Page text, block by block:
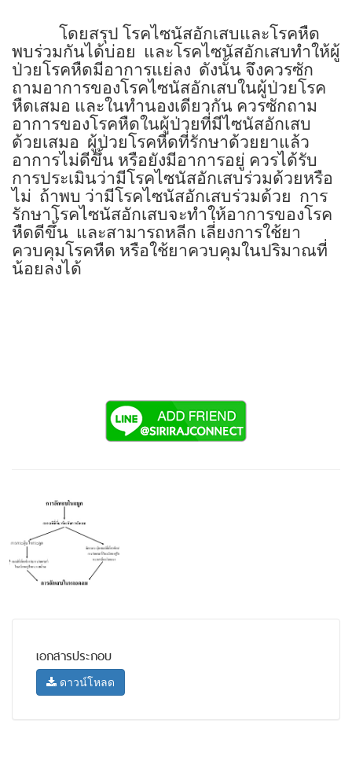
โดยสรุป โรคไซนัสอักเสบและโรคหืด
พบร่วมกันได้บ่อย และโรคไซนัสอักเสบทำให้ผู้
ป่วยโรคหืดมีอาการแย่ลง ดังนั้น จึงควรซัก
ถามอาการของโรคไซนัสอักเสบในผู้ป่วยโรค
หืดเสมอ และในทำนองเดียวกัน ควรซักถาม
อาการของโรคหืดในผู้ป่วยที่มีไซนัสอักเสบ
ด้วยเสมอ ผู้ป่วยโรคหืดที่รักษาด้วยยาแล้ว
อาการไม่ดีขึ้น หรือยังมีอาการอยู่ ควรได้รับ
การประเมินว่ามีโรคไซนัสอักเสบร่วมด้วยหรือ
ไม่ ถ้าพบ ว่ามีโรคไซนัสอักเสบร่วมด้วย การ
รักษาโรคไซนัสอักเสบจะทำให้อาการของโรค
หืดดีขึ้น และสามารถหลีก เลี่ยงการใช้ยา
ควบคุมโรคหืด หรือใช้ยาควบคุมในปริมาณที่
น้อยลงได้
เอกสารประกอบ
ดาวน์โหลด